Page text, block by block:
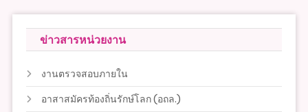
ข่าวสารหน่วยงาน
งานตรวจสอบภายใน
อาสาสมัครท้องถิ่นรักษ์โลก (อถล.)